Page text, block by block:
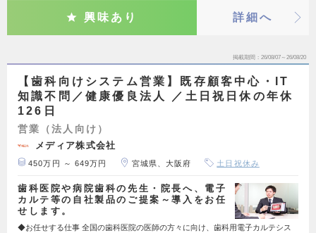
興味あり 詳細へ
掲載期間 26/08/07～26/08/20
【歯科向けシステム営業】既存顧客中心・IT
知識不問／健康優良法人 ／土日祝日休の年休
126日
営業（法人向け）
メディア株式会社
450万円 ～ 649万円 宮城県、大阪府 土日祝休み
歯科医院や病院歯科の先生・院長へ、電子
カルテ等の自社製品のご提案～導入をお任
せします。
◆お任せする仕事 全国の歯科医院の医師の方々に向け、歯科用電子カルテシス